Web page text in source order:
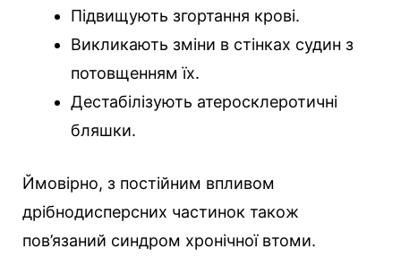
Підвищують згортання крові.
Викликають зміни в стінках судин з
потовщенням їх.
Дестабілізують атеросклеротичні
бляшки.
Ймовірно, з постійним впливом
дрібнодисперсних частинок також
пов’язаний синдром хронічної втоми.